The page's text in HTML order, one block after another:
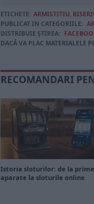
ETICHETE: ARMISTITIU,
PUBLICAT IN CATEGORIILE:
DISTRIBUIE ȘTIREA:
DACĂ VA PLAC MATERIALELE
RECOMANDARI
Istoria sloturilor: de la
aparate la sloturile online